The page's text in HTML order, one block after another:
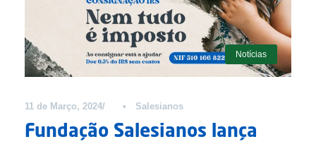
Notícias
11 de Março, 2024 • Salesianos
Fundação Salesianos lança